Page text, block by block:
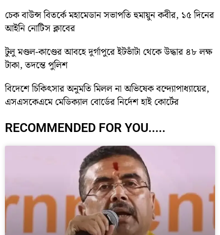
চেক বাউন্স বিতর্কে মহামেডান সভাপতি হুমায়ুন কবীর, ১৫ দিনের
আইনি নোটিস ক্লাবের
টুলু মণ্ডল-কাণ্ডের আবহে দুর্গাপুরে ইটভাঁটা থেকে উদ্ধার ৪৮ লক্ষ
টাকা, তদন্তে পুলিশ
বিদেশে চিকিৎসার অনুমতি মিলল না অভিষেক বন্দ্যোপাধ্যায়ের,
এসএসকেএমে মেডিক্যাল বোর্ডের নির্দেশ হাই কোর্টের
RECOMMENDED FOR YOU.....